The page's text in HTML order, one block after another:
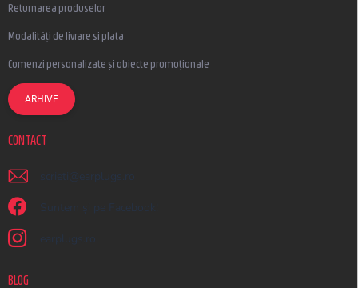
Returnarea produselor
Modalități de livrare si plata
Comenzi personalizate și obiecte promoționale
ARHIVE
CONTACT
scrieti @ earplugs.ro
Suntem și pe Facebook!
earplugs.ro
BLOG